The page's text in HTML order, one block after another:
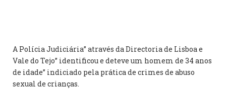
A Polícia Judiciária” através da Directoria de Lisboa e
Vale do Tejo” identificou e deteve um homem de 34 anos
de idade” indiciado pela prática de crimes de abuso
sexual de crianças.